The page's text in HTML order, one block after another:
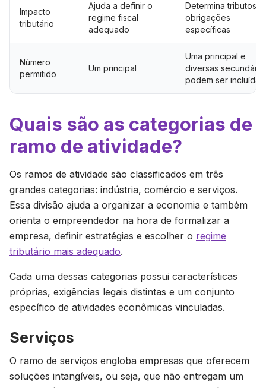
Impacto
tributário
Ajuda a definir o
regime fiscal
adequado
Determina tributos e
obrigações
específicas
Número
permitido
Um principal
Uma principal e
diversas
podem ser incluídas
Quais são as categorias de
ramo de atividade?
Os ramos de atividade são classificados em três
grandes categorias: indústria, comércio e serviços.
Essa divisão ajuda a organizar a economia e também
orienta o empreendedor na hora de formalizar a
empresa, definir estratégias e escolher o regime
tributário mais adequado.
Cada uma dessas categorias possui características
próprias, exigências legais distintas e um conjunto
específico de atividades econômicas vinculadas.
Serviços
O ramo de serviços engloba empresas que oferecem
soluções intangíveis, ou seja, que não entregam um